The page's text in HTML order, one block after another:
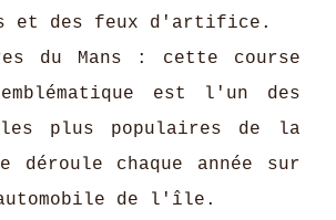
et des feux d'artifice.
du Mans : cette course
est l'un des
les plus populaires de la
déroule chaque année sur
de l'île.